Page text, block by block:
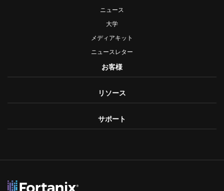
ニュース
大学
メディアキット
ニュースレター
お客様
リソース
サポート